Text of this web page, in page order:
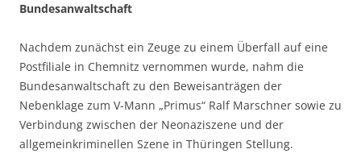
Bundesanwaltschaft
Nachdem zunächst ein Zeuge zu einem Überfall auf eine
Postfiliale in Chemnitz vernommen wurde, nahm die
Bundesanwaltschaft zu den Beweisanträgen der
Nebenklage zum V-Mann „Primus“ Ralf Marschner sowie zu
Verbindung zwischen der Neonaziszene und der
allgemeinkriminellen Szene in Thüringen Stellung.